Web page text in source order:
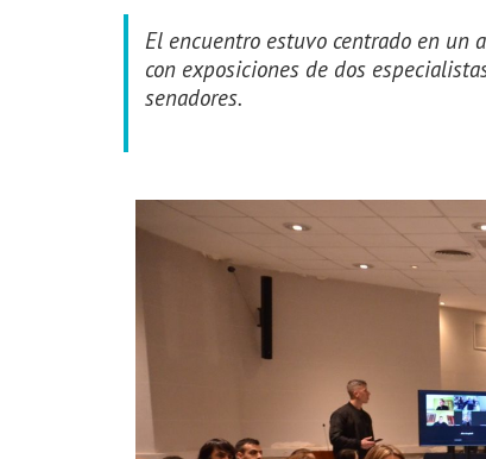
El encuentro estuvo centrado en un
con exposiciones de dos
senadores.